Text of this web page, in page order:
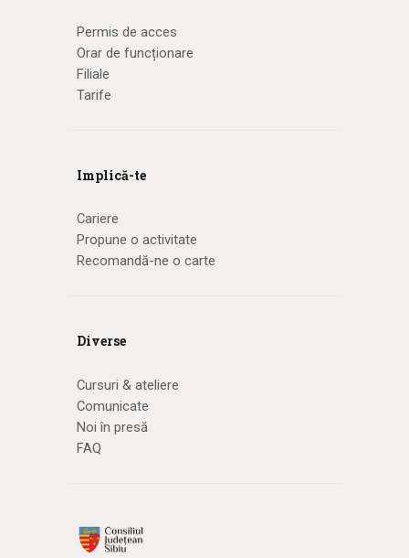
Permis de acces
Orar de funcționare
Filiale
Tarife
Implică-te
Cariere
Propune o activitate
Recomandă-ne o carte
Diverse
Cursuri & ateliere
Comunicate
Noi în presă
FAQ